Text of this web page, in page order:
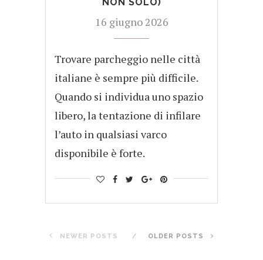
16 giugno 2026
Trovare parcheggio nelle città
italiane è sempre più difficile.
Quando si individua uno spazio
libero, la tentazione di infilare
l’auto in qualsiasi varco
disponibile è forte.
NEWER POSTS OLDER POSTS